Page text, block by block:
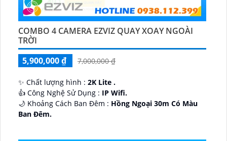
COMBO 4 CAMERA EZVIZ QUAY XOAY NGOÀI
TRỜI
5,900,000 ₫
7,000,000 ₫
✨ Chất lượng hình : 2K Lite .
👍 Công Nghệ Sử Dụng : IP Wifi.
🌙 Khoảng Cách Ban Đêm : Hồng Ngoại 30m Có Màu
Ban Ðêm.